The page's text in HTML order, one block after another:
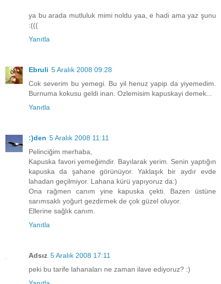
ya bu arada mutluluk mimi noldu yaa, e hadi ama yaz şunu
:(((
Yanıtla
Ebruli 5 Aralık 2008 09:28
Cok severim bu yemegi. Bu yil henuz yapip da yiyemedim.
Burnuma kokusu geldi inan. Ozlemisim kapuskayi demek...
Yanıtla
:)den 5 Aralık 2008 11:11
Pelinciğim merhaba,
Kapuska favori yemeğimdir. Bayılarak yerim. Senin yaptığın
kapuska da şahane görünüyor. Yaklaşık bir aydır evde
lahadan geçilmiyor. Lahana kürü yapıyoruz da:)
Ona rağmen canım yine kapuska çekti. Bazen üstüne
sarımsaklı yoğurt gezdirmek de çok güzel oluyor.
Ellerine sağlık canım.
Yanıtla
Adsız 5 Aralık 2008 17:11
peki bu tarife lahanaları ne zaman ilave ediyoruz? :)